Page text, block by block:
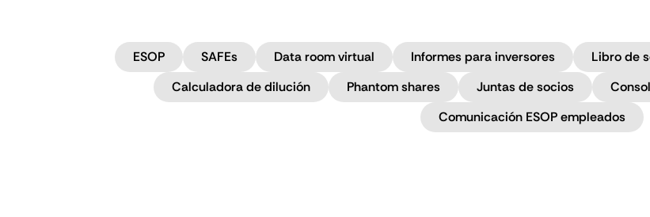
ESOP SAFEs Data room virtual Informes para inversores Libro de
Calculadora de dilución
Phantom shares Juntas de socios
Comunicación ESOP empleados